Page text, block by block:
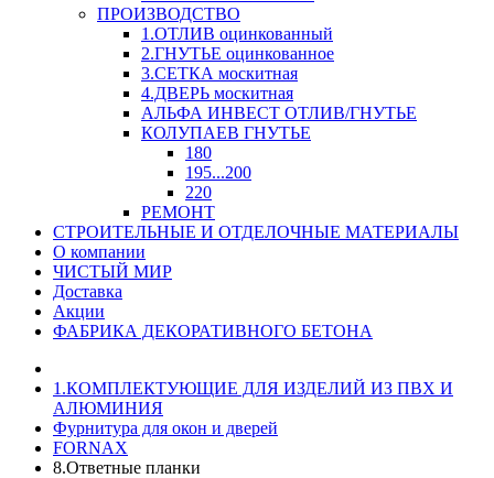
ПРОИЗВОДСТВО
1.ОТЛИВ оцинкованный
2.ГНУТЬЕ оцинкованное
3.СЕТКА москитная
4.ДВЕРЬ москитная
АЛЬФА ИНВЕСТ ОТЛИВ/ГНУТЬЕ
КОЛУПАЕВ ГНУТЬЕ
180
195...200
220
РЕМОНТ
СТРОИТЕЛЬНЫЕ И ОТДЕЛОЧНЫЕ МАТЕРИАЛЫ
О компании
ЧИСТЫЙ МИР
Доставка
Акции
ФАБРИКА ДЕКОРАТИВНОГО БЕТОНА
1.КОМПЛЕКТУЮЩИЕ ДЛЯ ИЗДЕЛИЙ ИЗ ПВХ И
АЛЮМИНИЯ
Фурнитура для окон и дверей
FORNAX
8.Ответные планки